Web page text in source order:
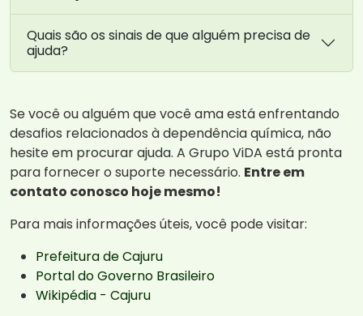
Quais são os sinais de que alguém precisa de
ajuda?
Se você ou alguém que você ama está enfrentando
desafios relacionados à dependência química, não
hesite em procurar ajuda. A Grupo ViDA está pronta
para fornecer o suporte necessário. Entre em
contato conosco hoje mesmo!
Para mais informações úteis, você pode visitar:
Prefeitura de Cajuru
Portal do Governo Brasileiro
Wikipédia - Cajuru